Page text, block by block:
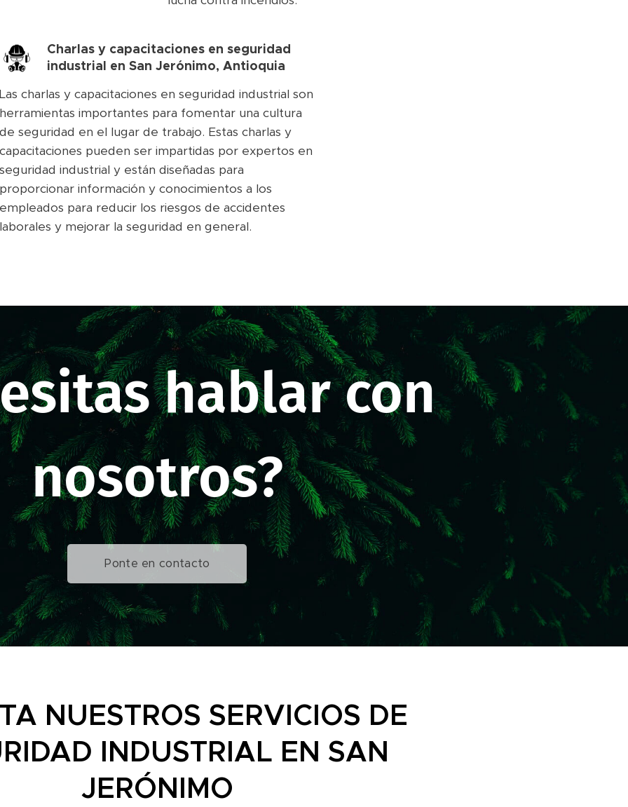
Charlas y capacitaciones en seguridad
industrial en San Jerónimo, Antioquia
Las charlas y capacitaciones en seguridad industrial son
herramientas importantes para fomentar una cultura
de seguridad en el lugar de trabajo. Estas charlas y
capacitaciones pueden ser impartidas por expertos en
seguridad industrial y están diseñadas para
proporcionar información y conocimientos a los
empleados para reducir los riesgos de accidentes
laborales y mejorar la seguridad en general.
hablar con
nosotros?
Ponte en contacto
NUESTROS SERVICIOS DE
INDUSTRIAL EN SAN
JERÓNIMO